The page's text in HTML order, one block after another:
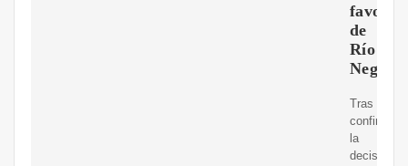
favor
de
Río
Negro
Tras
la
decisión